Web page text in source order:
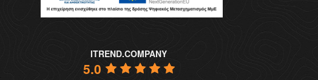
ITREND.COMPANY
5.0